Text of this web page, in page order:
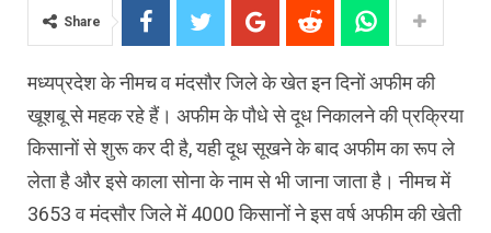
Share
मध्यप्रदेश के नीमच व मंदसौर जिले के खेत इन दिनों अफीम की
खूशबू से महक रहे हैं। अफीम के पौधे से दूध निकालने की प्रक्रिया
किसानों से शुरू कर दी है, यही दूध सूखने के बाद अफीम का रूप ले
लेता है और इसे काला सोना के नाम से भी जाना जाता है। नीमच में
3653 व मंदसौर जिले में 4000 किसानों ने इस वर्ष अफीम की खेती